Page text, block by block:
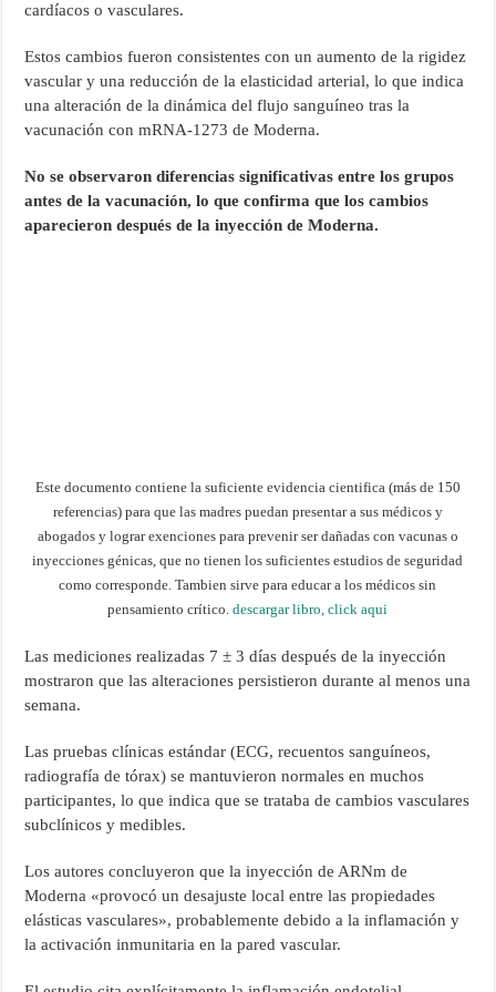
cardíacos o vasculares.
Estos cambios fueron consistentes con un aumento de la rigidez
vascular y una reducción de la elasticidad arterial, lo que indica
una alteración de la dinámica del flujo sanguíneo tras la
vacunación con mRNA-1273 de Moderna.
No se observaron diferencias significativas entre los grupos
antes de la vacunación, lo que confirma que los cambios
aparecieron después de la inyección de Moderna.
Este documento contiene la suficiente evidencia cientifica (más de 150
referencias) para que las madres puedan presentar a sus médicos y
abogados y lograr exenciones para prevenir ser dañadas con vacunas o
inyecciones génicas, que no tienen los suficientes estudios de seguridad
como corresponde. Tambien sirve para educar a los médicos sin
pensamiento crítico.descargar libro, click aqui
Las mediciones realizadas 7 ± 3 días después de la inyección
mostraron que las alteraciones persistieron durante al menos una
semana.
Las pruebas clínicas estándar (ECG, recuentos sanguíneos,
radiografía de tórax) se mantuvieron normales en muchos
participantes, lo que indica que se trataba de cambios vasculares
subclínicos y medibles.
Los autores concluyeron que la inyección de ARNm de
Moderna «provocó un desajuste local entre las propiedades
elásticas vasculares», probablemente debido a la inflamación y
la activación inmunitaria en la pared vascular.